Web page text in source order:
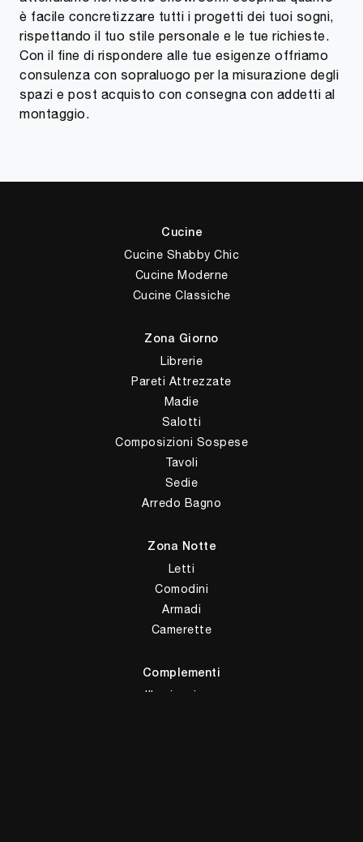
è facile concretizzare tutti i progetti dei tuoi sogni,
rispettando il tuo stile personale e le tue richieste.
Con il fine di rispondere alle tue esigenze offriamo
consulenza con sopraluogo per la misurazione degli
spazi e post acquisto con consegna con addetti al
montaggio.
Cucine
Cucine Shabby Chic
Cucine Moderne
Cucine Classiche
Zona Giorno
Librerie
Pareti Attrezzate
Madie
Salotti
Composizioni Sospese
Tavoli
Sedie
Arredo Bagno
Zona Notte
Letti
Comodini
Armadi
Camerette
Complementi
Illuminazione